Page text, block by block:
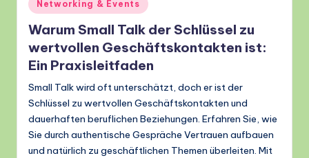
in
Networking & Events
Warum Small Talk der Schlüssel zu
wertvollen Geschäftskontakten ist:
Ein Praxisleitfaden
Small Talk wird oft unterschätzt, doch er ist der
Schlüssel zu wertvollen Geschäftskontakten und
dauerhaften beruflichen Beziehungen. Erfahren Sie, wie
Sie durch authentische Gespräche Vertrauen aufbauen
und natürlich zu geschäftlichen Themen überleiten. Mit